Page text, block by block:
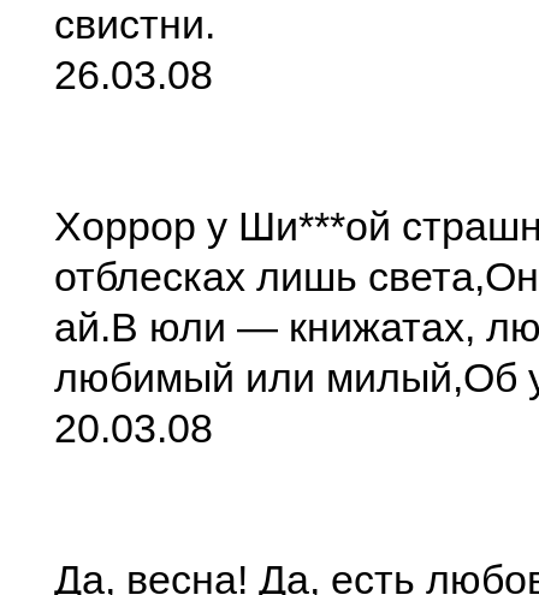
свистни.
26.03.08
Хоррор у Ши***ой
отблесках лишь света,
ай.В юли — книжатах,
любимый или милый,Об
20.03.08
Да, весна! Да, есть